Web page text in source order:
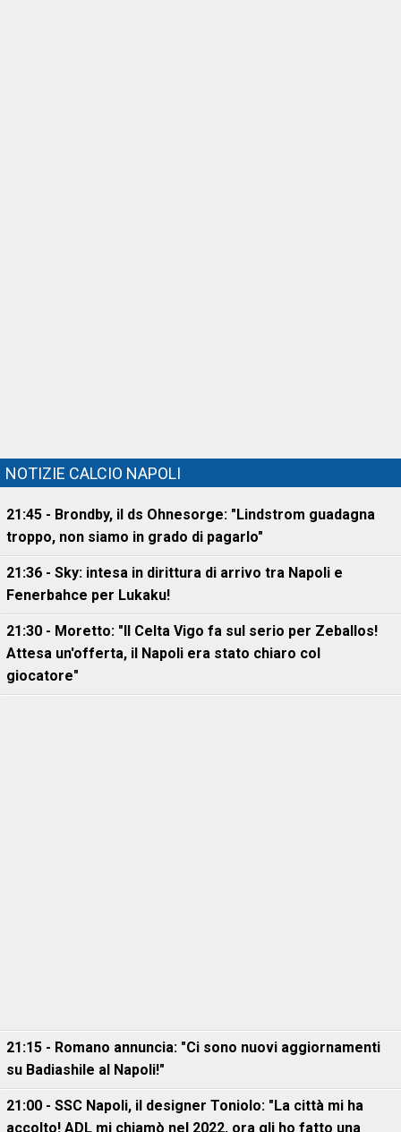
NOTIZIE CALCIO NAPOLI
21:45 - Brondby, il ds Ohnesorge: "Lindstrom guadagna
troppo, non siamo in grado di pagarlo"
21:36 - Sky: intesa in dirittura di arrivo tra Napoli e
Fenerbahce per Lukaku!
21:30 - Moretto: "Il Celta Vigo fa sul serio per Zeballos!
Attesa un'offerta, il Napoli era stato chiaro col
giocatore"
21:15 - Romano annuncia: "Ci sono nuovi aggiornamenti
su Badiashile al Napoli!"
21:00 - SSC Napoli, il designer Toniolo: "La città mi ha
accolto! ADL mi chiamò nel 2022, ora gli ho fatto una